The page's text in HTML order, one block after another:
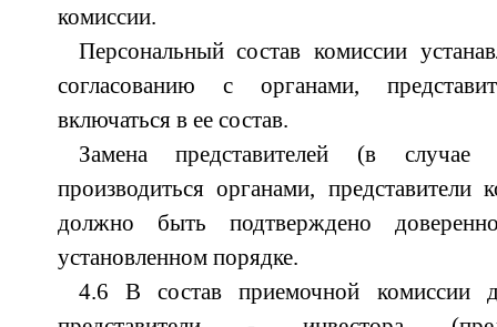
комиссии.
Персональный состав комиссии
согласованию с органами,
включаться в ее состав.
Замена представителей (в случае
производиться органами, представители
должно быть подтверждено
установленном порядке.
4.6 В состав приемочной комиссии